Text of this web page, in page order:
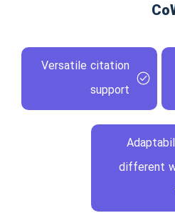
Versatile citation
support
different